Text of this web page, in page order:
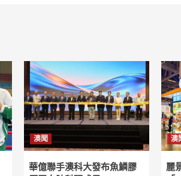
澳聞
華億聯手澳科大發布魚鱗膠
澳
麗